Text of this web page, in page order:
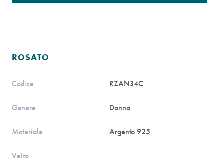
ROSATO
Codice RZAN34C
Genere Donna
Materiale Argento 925
Vetro